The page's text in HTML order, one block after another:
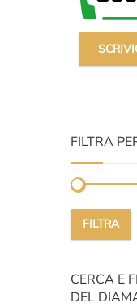
FILTRA
Prezzo
Prezzo
FILTRA
CERCA E
DEL